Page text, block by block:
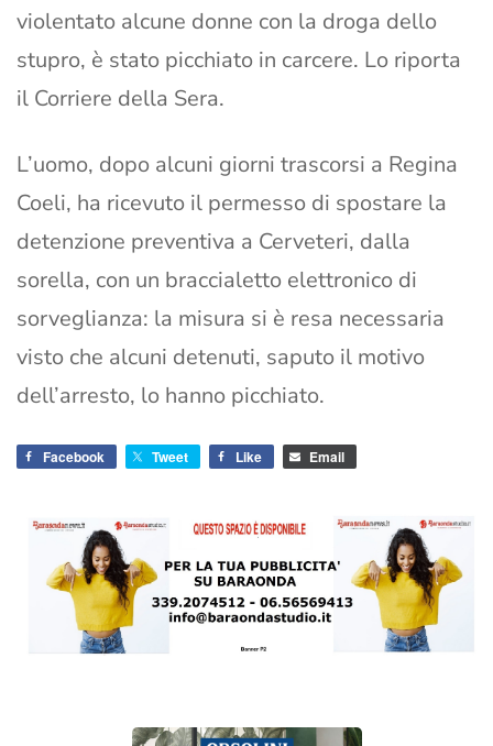
violentato alcune donne con la droga dello
stupro, è stato picchiato in carcere. Lo riporta
il Corriere della Sera.
L’uomo, dopo alcuni giorni trascorsi a Regina
Coeli, ha ricevuto il permesso di spostare la
detenzione preventiva a Cerveteri, dalla
sorella, con un braccialetto elettronico di
sorveglianza: la misura si è resa necessaria
visto che alcuni detenuti, saputo il motivo
dell’arresto, lo hanno picchiato.
Facebook Tweet Like Email